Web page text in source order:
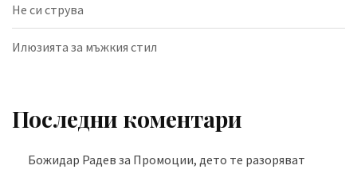
Не си струва
Илюзията за мъжкия стил
Последни коментари
Божидар Радев за Промоции, дето те разоряват